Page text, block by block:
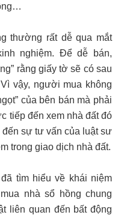
thường rất dễ qua mắt
nghiệm. Để dễ bán,
rằng giấy tờ sẽ có sau
vậy, người mua không
của bên bán mà phải
tiếp đến xem nhà đất đó
sự tư vấn của luật sư
trong giao dịch nhà đất.
tìm hiểu về khái niệm
nhà sổ hồng chung
liên quan đến bất động